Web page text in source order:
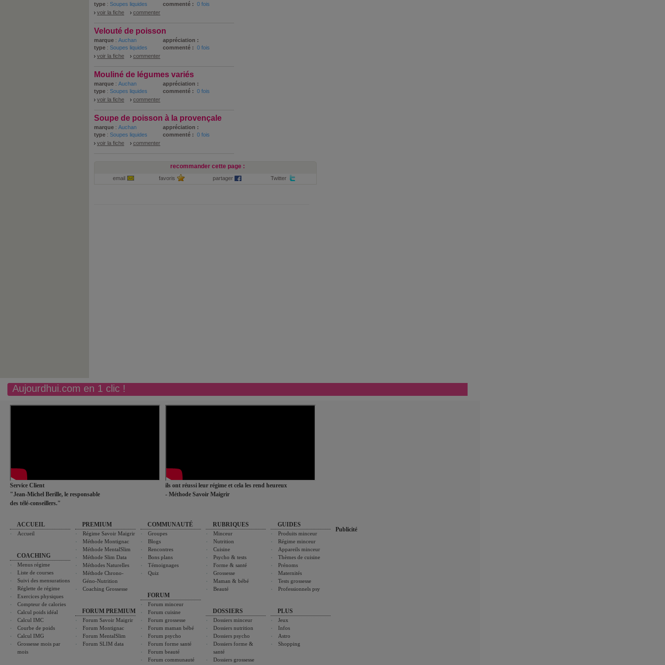
type : Soupes liquides commenté : 0 fois
voir la fiche
commenter
Velouté de poisson
marque : Auchan
appréciation :
type : Soupes liquides commenté : 0 fois
voir la fiche
commenter
Mouliné de légumes variés
marque : Auchan
appréciation :
type : Soupes liquides commenté : 0 fois
voir la fiche
commenter
Soupe de poisson à la provençale
marque : Auchan
appréciation :
type : Soupes liquides commenté : 0 fois
voir la fiche
commenter
recommander cette page :
email favoris partager Twitter
Aujourdhui.com en 1 clic !
Service Client
"Jean-Michel Berille, le responsable
des télé-conseillers."
ils ont réussi leur régime et cela les rend heureux
- Méthode Savoir Maigrir
ACCUEIL
Accueil
COACHING
Menus régime
Liste de courses
Suivi des mensurations
Réglette de régime
Exercices physiques
Compteur de calories
Calcul poids idéal
Calcul IMC
Courbe de poids
Calcul IMG
Grossesse mois par
mois
PREMIUM
Régime Savoir Maigrir
Méthode Montignac
Méthode MentalSlim
Méthode Slim Data
Méthodes Naturelles
Méthode Chrono-
Géno-Nutrition
Coaching Grossesse
FORUM PREMIUM
Forum Savoir Maigrir
Forum Montignac
Forum MentalSlim
Forum SLIM data
COMMUNAUTÉ
Groupes
Blogs
Rencontres
Bons plans
Témoignages
Quiz
FORUM
Forum minceur
Forum cuisine
Forum grossesse
Forum maman bébé
Forum psycho
Forum forme santé
Forum beauté
Forum communauté
RUBRIQUES
Minceur
Nutrition
Cuisine
Psycho & tests
Forme & santé
Grossesse
Maman & bébé
Beauté
DOSSIERS
Dossiers minceur
Dossiers nutrition
Dossiers psycho
Dossiers forme &
santé
Dossiers grossesse
GUIDES
Produits minceur
Régime minceur
Appareils minceur
Thèmes de cuisine
Prénoms
Maternités
Tests grossesse
Professionnels psy
PLUS
Jeux
Infos
Astro
Shopping
Publicité